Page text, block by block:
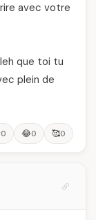
avec votre
que toi tu
plein de
0 😂0 🥰0